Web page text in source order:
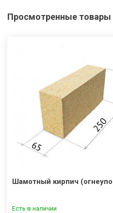
Просмотренные товары
Шамотный кирпич
Есть в наличии